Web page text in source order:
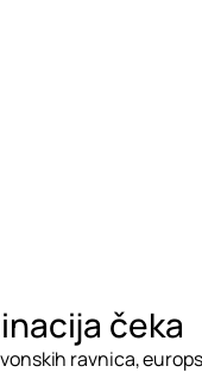
čeka
ravnica,